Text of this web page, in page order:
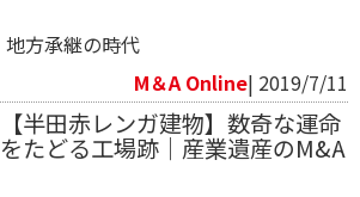
地方承継の時代
M＆A Online| 2019/7/11
【半田赤レンガ建物】数奇な運命
をたどる工場跡｜産業遺産のM&A